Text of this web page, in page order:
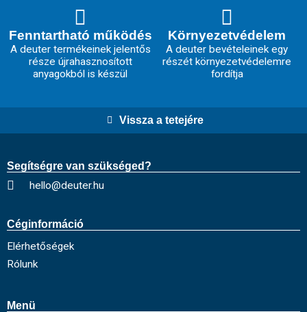
Fenntartható működés
A deuter termékeinek jelentős
része újrahasznosított
anyagokból is készül
Környezetvédelem
A deuter bevételeinek egy
részét környezetvédelemre
fordítja
Vissza a tetejére
Segítségre van szükséged?
hello@deuter.hu
Céginformáció
Elérhetőségek
Rólunk
Menü